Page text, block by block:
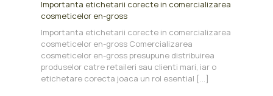
Importanta etichetarii corecte in comercializarea
cosmeticelor en-gross
Importanta etichetarii corecte in comercializarea
cosmeticelor en-gross Comercializarea
cosmeticelor en-gross presupune distribuirea
produselor catre retaileri sau clienti mari, iar o
etichetare corecta joaca un rol esential […]